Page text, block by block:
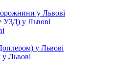
у Львові
УЗД) у Львові
у Львові
Львові